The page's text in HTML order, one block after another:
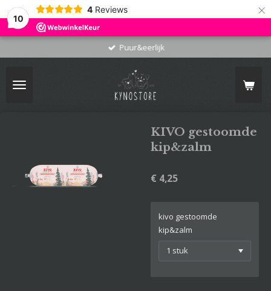
10
4 Reviews ×
Puur&eerlijk
KIVO gestoomde
kip&zalm
€ 4,25
kivo gestoomde
kip&zalm